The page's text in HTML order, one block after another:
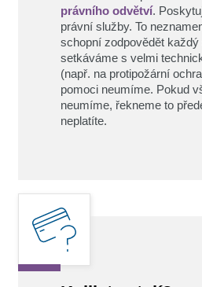
právního odvětví.
právní služby. To
schopní zodpovědět
setkáváme s velmi
(např. na protipožární
pomoci neumíme. Pokud
neumíme, řekneme to
neplatíte.